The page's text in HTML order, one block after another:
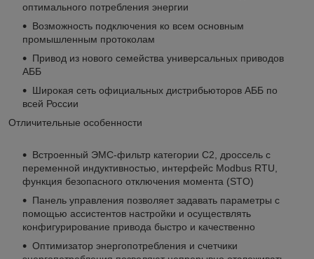
оптимального потребления энергии
Возможность подключения ко всем основным
промышленным протоколам
Привод из нового семейства универсальных приводов
АББ
Широкая сеть официальных дистрибьюторов АББ по
всей России
Отличительные особенности
Встроенный ЭМС-фильтр категории С2, дроссель с
переменной индуктивностью, интерфейс Modbus RTU,
функция безопасного отключения момента (STO)
Панель управления позволяет задавать параметры с
помощью ассистентов настройки и осуществлять
конфигурирование привода быстро и качественно
Оптимизатор энергопотребления и счетчики